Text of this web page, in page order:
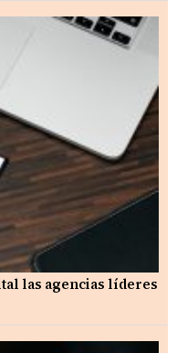
las agencias líderes